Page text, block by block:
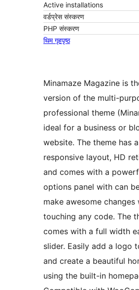
Active installations
वर्डप्रेस संस्करण
PHP संस्करण
थिम गृहपृष्ठ
Minamaze Magazine is
version of the multi-
professional theme
ideal for a business or
website. The theme has a
responsive layout, HD
and comes with a
options panel with can
make awesome changes
touching any code. The
comes with a full width
slider. Easily add a logo
and create a beautiful
using the built-in